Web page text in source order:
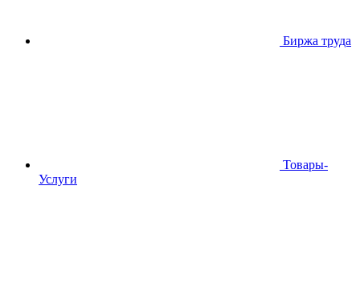
Биржа труда
Товары-
Услуги